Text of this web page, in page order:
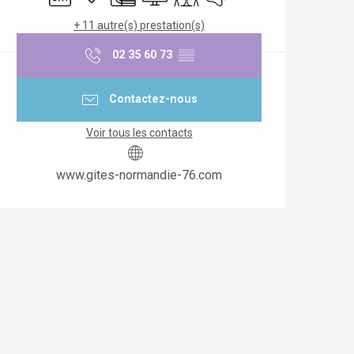
+ 11 autre(s) prestation(s)
02 35 60 73 ▒▒
Contactez-nous
Voir tous les contacts
www.gites-normandie-76.com